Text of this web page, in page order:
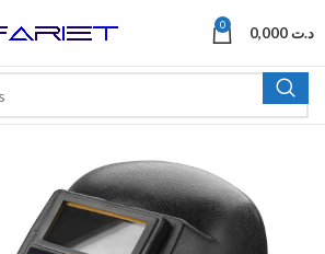
0 د.ت